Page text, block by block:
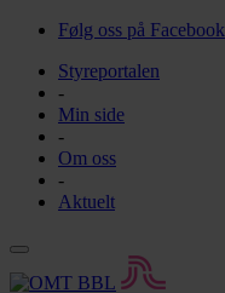
Følg oss på Facebook
Styreportalen
-
Min side
-
Om oss
-
Aktuelt